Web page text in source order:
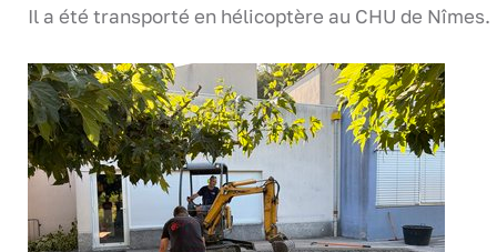
Il a été transporté en hélicoptère au CHU de Nîmes.